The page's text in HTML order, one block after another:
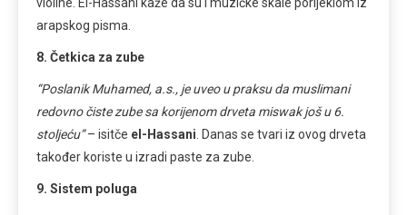
arapskog pisma.
8. Četkica za zube
“Poslanik Muhamed, a.s., je uveo u praksu da muslimani
redovno čiste zube sa korijenom drveta miswak još u 6.
stoljeću”– isitče el-Hassani . Danas se tvari iz ovog drveta
također koriste u izradi paste za zube.
9. Sistem poluga